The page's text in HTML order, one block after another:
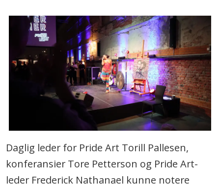
Daglig leder for Pride Art Torill Pallesen,
konferansier Tore Petterson og Pride Art-
leder Frederick Nathanael kunne notere